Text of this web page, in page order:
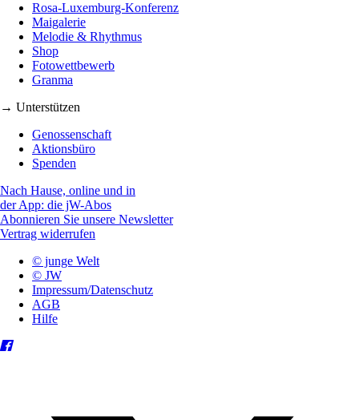
Rosa-Luxemburg-Konferenz
Maigalerie
Melodie & Rhythmus
Shop
Fotowettbewerb
Granma
→ Unterstützen
Genossenschaft
Aktionsbüro
Spenden
Nach Hause, online und in
der App: die jW-Abos
Abonnieren Sie unsere Newsletter
Vertrag widerrufen
© junge Welt
© JW
Impressum/Datenschutz
AGB
Hilfe